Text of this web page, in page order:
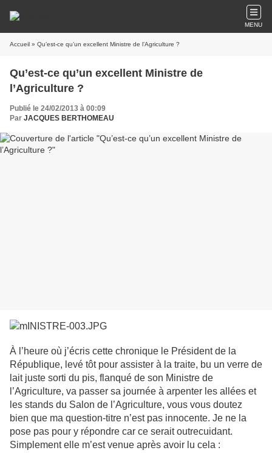
MENU
Accueil » Qu’est-ce qu’un excellent Ministre de l’Agriculture ?
Qu’est-ce qu’un excellent Ministre de
l’Agriculture ?
Publié le 24/02/2013 à 00:09
Par JACQUES BERTHOMEAU
À l’heure où j’écris cette chronique le Président de la
République, levé tôt pour assister à la traite, bu un verre de
lait juste sorti du pis, flanqué de son Ministre de
l’Agriculture, va passer sa journée à arpenter les allées et
les stands du Salon de l’Agriculture, vous vous doutez
bien que ma question-titre n’est pas innocente. Je ne la
pose pas pour y répondre car ce serait outrecuidant.
Simplement elle m’est venue après avoir lu cela :